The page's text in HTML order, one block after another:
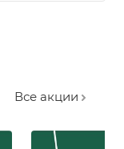
Все акции